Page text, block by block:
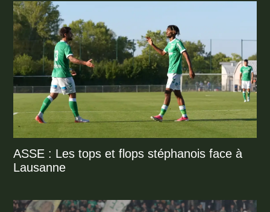
ASSE : Les tops et flops stéphanois face à
Lausanne